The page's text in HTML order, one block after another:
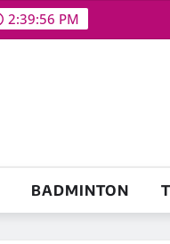
2:39:57 PM
BADMINTON